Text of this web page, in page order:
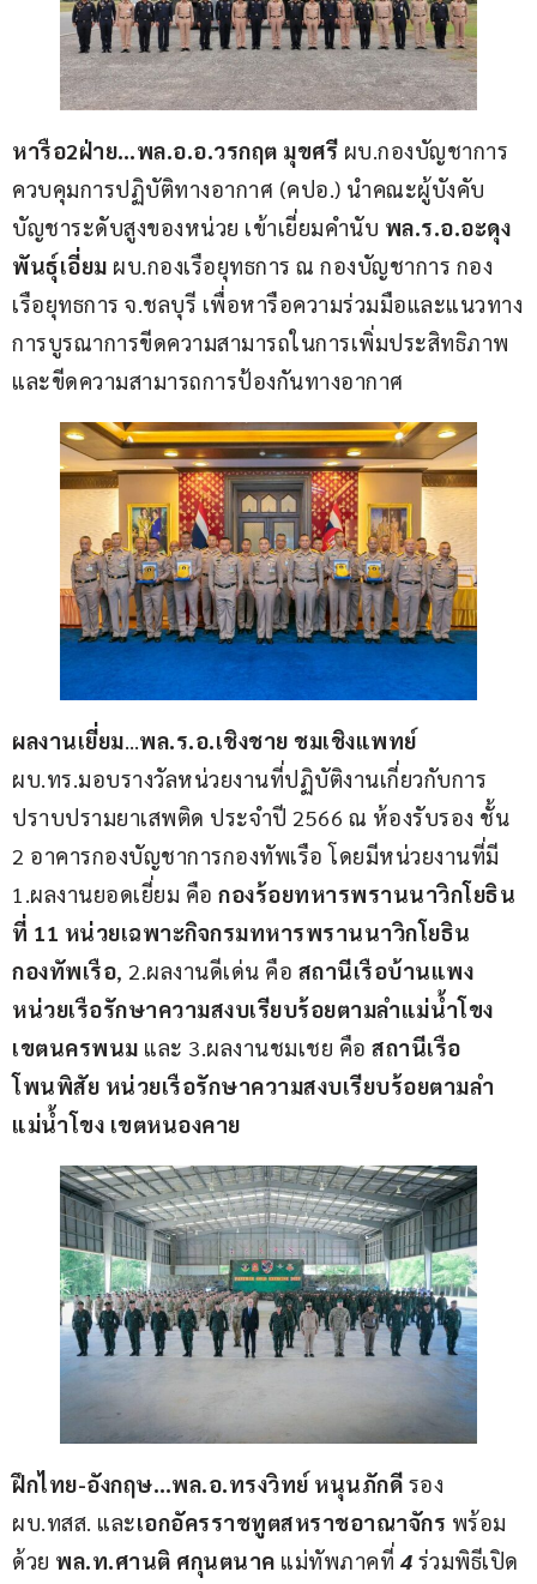
หารือ2ฝ่าย…พล.อ.อ.วรกฤต มุขศรี ผบ.กองบัญชาการ
ควบคุมการปฏิบัติทางอากาศ (คปอ.) นำคณะผู้บังคับ
บัญชาระดับสูงของหน่วย เข้าเยี่ยมคำนับ พล.ร.อ.อะดุง
พันธุ์เอี่ยม ผบ.กองเรือยุทธการ ณ กองบัญชาการ กอง
เรือยุทธการ จ.ชลบุรี เพื่อหารือความร่วมมือและแนวทาง
การบูรณาการขีดความสามารถในการเพิ่มประสิทธิภาพ
และขีดความสามารถการป้องกันทางอากาศ
ผลงานเยี่ยม…พล.ร.อ.เชิงชาย ชมเชิงแพทย์
ผบ.ทร.มอบรางวัลหน่วยงานที่ปฏิบัติงานเกี่ยวกับการ
ปราบปรามยาเสพติด ประจำปี 2566 ณ ห้องรับรอง ชั้น
2 อาคารกองบัญชาการกองทัพเรือ โดยมีหน่วยงานที่มี
1.ผลงานยอดเยี่ยม คือ กองร้อยทหารพรานนาวิกโยธิน
ที่ 11 หน่วยเฉพาะกิจกรมทหารพรานนาวิกโยธิน
กองทัพเรือ, 2.ผลงานดีเด่น คือ สถานีเรือบ้านแพง
หน่วยเรือรักษาความสงบเรียบร้อยตามลำแม่น้ำโขง
เขตนครพนม และ 3.ผลงานชมเชย คือ สถานีเรือ
โพนพิสัย หน่วยเรือรักษาความสงบเรียบร้อยตามลำ
แม่น้ำโขง เขตหนองคาย
ฝึกไทย-อังกฤษ…พล.อ.ทรงวิทย์ หนุนภักดี รอง
ผบ.ทสส. และเอกอัครราชทูตสหราชอาณาจักร พร้อม
ด้วย พล.ท.ศานติ ศกุนตนาค แม่ทัพภาคที่ 4 ร่วมพิธีเปิด